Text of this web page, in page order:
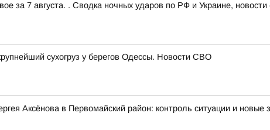
за 7 августа. . Сводка ночных ударов по РФ и Украине,
сухогруз у берегов Одессы. Новости СВО
Аксёнова в Первомайский район: контроль ситуации и новые